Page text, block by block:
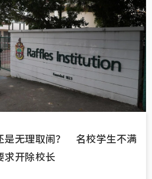
是无理取闹？ 名校学生不满
求开除校长